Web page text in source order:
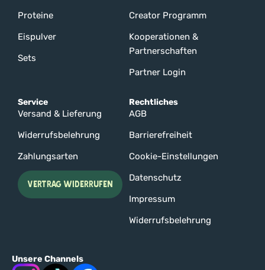
Proteine
Eispulver
Sets
Creator Programm
Kooperationen &
Partnerschaften
Partner Login
Service
Versand & Lieferung
Widerrufsbelehrung
Zahlungsarten
VERTRAG WIDERRUFEN
Rechtliches
AGB
Barrierefreiheit
Cookie-Einstellungen
Datenschutz
Impressum
Widerrufsbelehrung
Unsere Channels